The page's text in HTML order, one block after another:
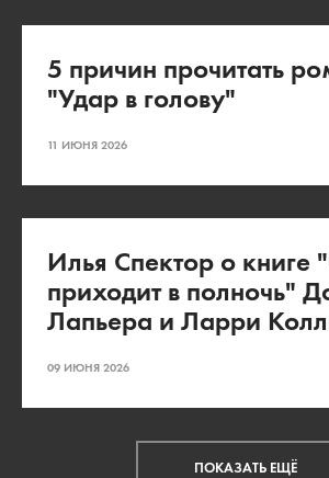
5 причин прочитать
"Удар в голову"
11 ИЮНЯ 2026
Илья Спектор о книге
приходит в полночь"
Лапьера и Ларри
09 ИЮНЯ 2026
ПОКАЗАТЬ ЕЩЁ